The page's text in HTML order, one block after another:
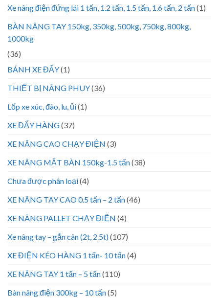
Xe nâng điện đứng lái 1 tấn, 1.2 tấn, 1.5 tấn, 1.6 tấn, 2 tấn(1)
BÀN NÂNG TAY 150kg, 350kg, 500kg, 750kg, 800kg,
1000kg
(36)
BÁNH XE ĐẨY(1)
THIẾT BỊ NÂNG PHUY(36)
Lốp xe xúc, đào, lu, ủi(1)
XE ĐẨY HÀNG(37)
XE NÂNG CAO CHẠY ĐIỆN (3)
XE NÂNG MẶT BÀN 150kg-1.5 tấn(38)
Chưa được phân loại(4)
XE NÂNG TAY CAO 0.5 tấn – 2 tấn(46)
XE NÂNG PALLET CHẠY ĐIỆN (4)
Xe nâng tay – gắn cân (2t, 2.5t)(107)
XE ĐIỆN KÉO HÀNG 1 tấn- 10 tấn(4)
XE NÂNG TAY 1 tấn – 5 tấn(110)
Bàn nâng điện 300kg – 10 tấn(5)